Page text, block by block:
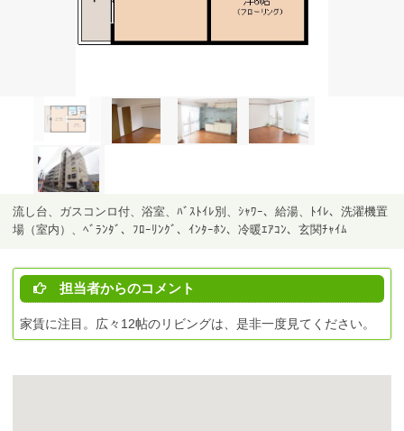
流し台、ガスコンロ付、浴室、ﾊﾞｽﾄｲﾚ別、ｼｬﾜｰ、給湯、ﾄｲﾚ、洗濯機置
場（室内）、ﾍﾞﾗﾝﾀﾞ、ﾌﾛｰﾘﾝｸﾞ、ｲﾝﾀｰﾎﾝ、冷暖ｴｱｺﾝ、玄関ﾁｬｲﾑ
担当者からのコメント
家賃に注目。広々12帖のリビングは、是非一度見てください。